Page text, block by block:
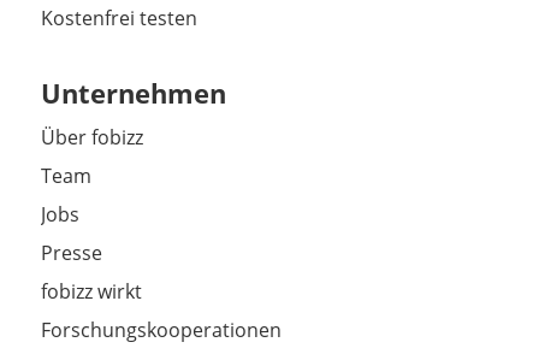
Kostenfrei testen
Unternehmen
Über fobizz
Team
Jobs
Presse
fobizz wirkt
Forschungskooperationen